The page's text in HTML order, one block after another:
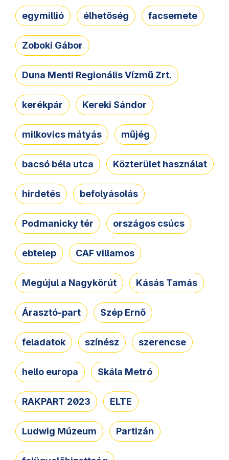
egymillió élhetőség facsemete
Zoboki Gábor
Duna Menti Regionális Vízmű Zrt.
kerékpár Kereki Sándor
milkovics mátyás műjég
bacsó béla utca Közterület használat
hirdetés befolyásolás
Podmanicky tér országos csúcs
ebtelep CAF villamos
Megújul a Nagykörút Kásás Tamás
Árasztó-part Szép Ernő
feladatok színész szerencse
hello europa Skála Metró
RAKPART 2023 ELTE
Ludwig Múzeum Partizán